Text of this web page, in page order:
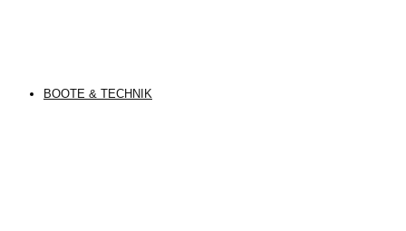
BOOTE & TECHNIK